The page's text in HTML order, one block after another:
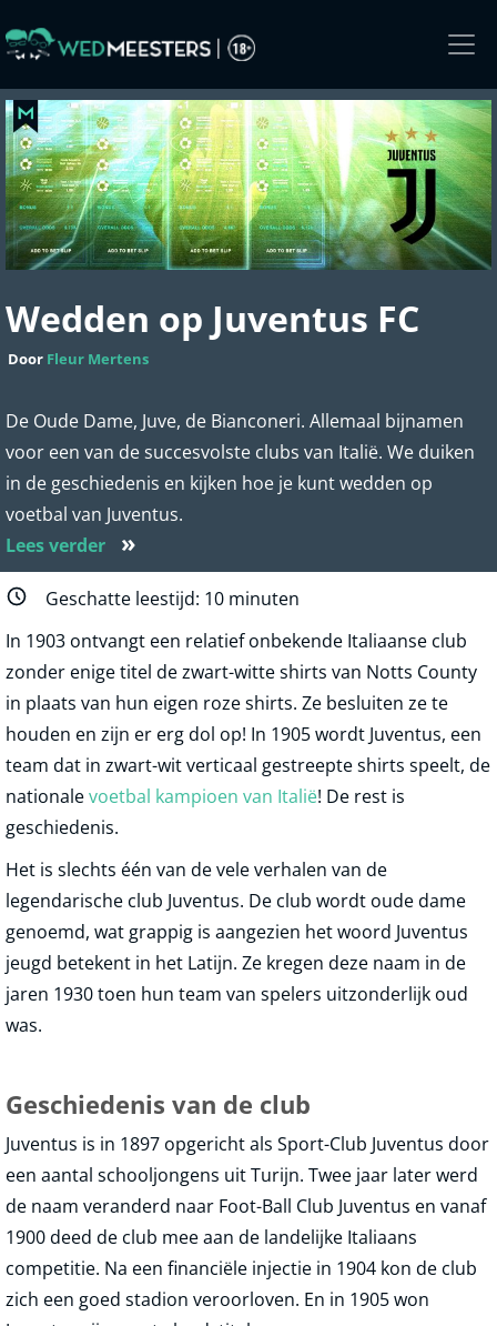
to
content
Wedden op Juventus FC
Door Fleur Mertens
De Oude Dame, Juve, de Bianconeri. Allemaal bijnamen
voor een van de succesvolste clubs van Italië. We duiken
in de geschiedenis en kijken hoe je kunt wedden op
voetbal van Juventus.
Lees verder
»
Geschatte leestijd: 10 minuten
In 1903 ontvangt een relatief onbekende Italiaanse club
zonder enige titel de zwart-witte shirts van Notts County
in plaats van hun eigen roze shirts. Ze besluiten ze te
houden en zijn er erg dol op! In 1905 wordt Juventus, een
team dat in zwart-wit verticaal gestreepte shirts speelt, de
nationalevoetbal kampioen van Italië! De rest is
geschiedenis.
Het is slechts één van de vele verhalen van de
legendarische club Juventus. De club wordt oude dame
genoemd, wat grappig is aangezien het woord Juventus
jeugd betekent in het Latijn. Ze kregen deze naam in de
jaren 1930 toen hun team van spelers uitzonderlijk oud
was.
Geschiedenis van de club
Juventus is in 1897 opgericht als Sport-Club Juventus door
een aantal schooljongens uit Turijn. Twee jaar later werd
de naam veranderd naar Foot-Ball Club Juventus en vanaf
1900 deed de club mee aan de landelijke Italiaans
competitie. Na een financiële injectie in 1904 kon de club
zich een goed stadion veroorloven. En in 1905 won